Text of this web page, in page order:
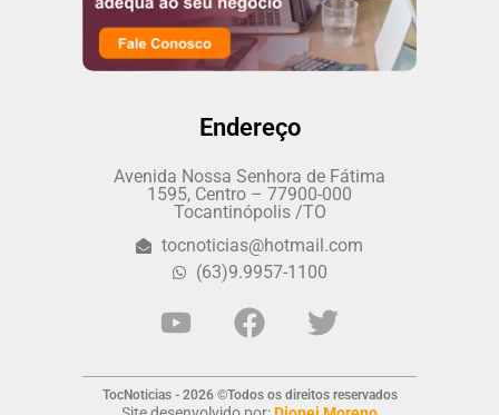
Endereço
Avenida Nossa Senhora de Fátima
1595, Centro – 77900-000
Tocantinópolis /TO
tocnoticias@hotmail.com
(63)9.9957-1100
TocNoticias - 2026 ©Todos os direitos reservados